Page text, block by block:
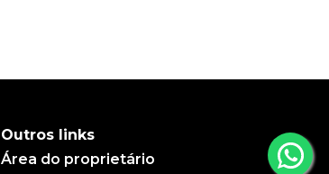
Outros links
Área do proprietário